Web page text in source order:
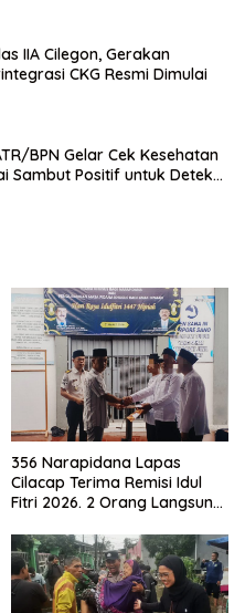
IIA Cilegon, Gerakan
CKG Resmi Dimulai
BPN Gelar Cek Kesehatan
Sambut Positif untuk Deteksi
356 Narapidana Lapas
Cilacap Terima Remisi Idul
Fitri 2026. 2 Orang Langsung